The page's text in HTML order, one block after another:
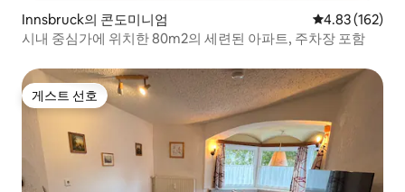
Innsbruck의 콘도미니엄 평점 4.83점(5
4.83 (162)
시내 중심가에 위치한 80m2의 세련된 아파트, 주차장 포함
게스트 선호
게스트 선호